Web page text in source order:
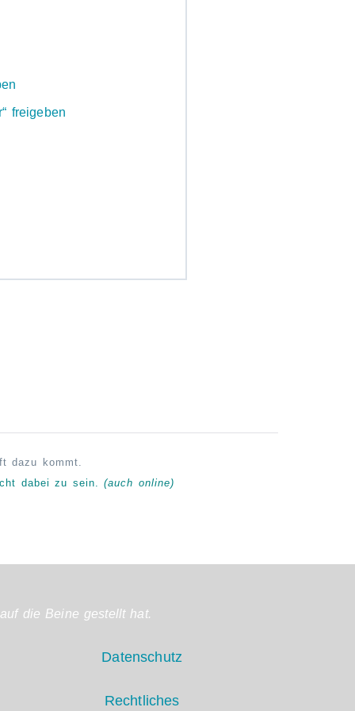
freigeben
dazu kommt.
dabei zu sein.(auch online)
die Beine gestellt hat.
Datenschutz
Rechtliches